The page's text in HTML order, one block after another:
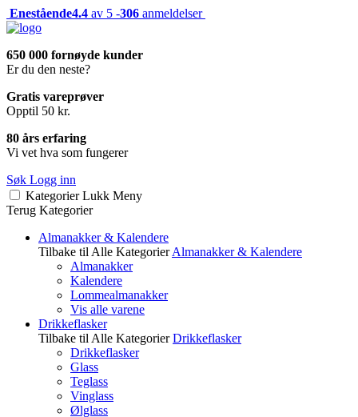
Enestående4.4 av 5 -306 anmeldelser
650 000 fornøyde kunder
Er du den neste?
Gratis vareprøver
Opptil 50 kr.
80 års erfaring
Vi vet hva som fungerer
Søk Logg inn
Kategorier Lukk Meny
Terug Kategorier
Almanakker & Kalendere
Tilbake til Alle Kategorier Almanakker & Kalendere
Almanakker
Kalendere
Lommealmanakker
Vis alle varene
Drikkeflasker
Tilbake til Alle Kategorier Drikkeflasker
Drikkeflasker
Glass
Teglass
Vinglass
Ølglass